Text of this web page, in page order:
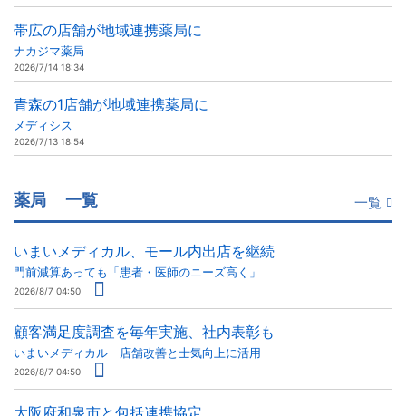
帯広の店舗が地域連携薬局に
ナカジマ薬局
2026/7/14 18:34
青森の1店舗が地域連携薬局に
メディシス
2026/7/13 18:54
薬局 一覧 一覧
いまいメディカル、モール内出店を継続
門前減算あっても「患者・医師のニーズ高く」
2026/8/7 04:50
顧客満足度調査を毎年実施、社内表彰も
いまいメディカル 店舗改善と士気向上に活用
2026/8/7 04:50
大阪府和泉市と包括連携協定